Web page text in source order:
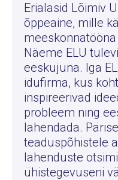
Erialasid Lõimiv
õppeaine, mille
Näeme ELU
eeskujuna. Iga
idufirma, kus
inspireerivad
probleem ning
lahendada.
teaduspõhistele
lahenduste
ühistegevuseni